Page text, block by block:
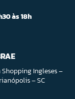
às 18h
Shopping Ingleses –
– SC